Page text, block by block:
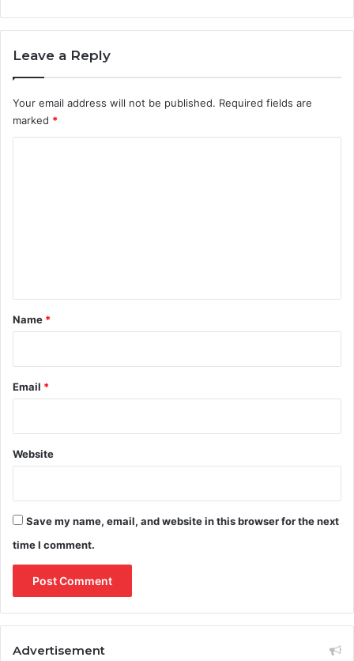
Leave a Reply
Your email address will not be published. Required fields are
marked *
*
Name *
Email *
Website
Save my name, email, and website in this browser for the next
time I comment.
Advertisement